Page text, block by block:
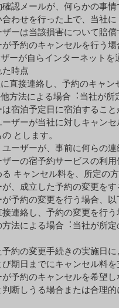
確認メールが、何らかの事
合わせを⾏った上で、当社
ーは当該損害について賠償
が予約のキャンセルを⾏う
ーが⾃らインターネットを
た時点
直接連絡し、予約のキャン
⽅法による場合︓当社が所
は宿泊予定⽇に宿泊するこ
ーザーが当社に対しキャン
とします。
ユーザーが、事前に何らの
ザーの宿予約サービスの利
キャンセル料を、所定の
が、成⽴した予約の変更を
が予約の変更を⾏う場合、
接連絡し、予約の変更を⾏
⽅法による場合︓当社が所
予約の変更⼿続きの実施⽇
期⽇までにキャンセル料
が予約のキャンセルを希望
断しうる場合または合理